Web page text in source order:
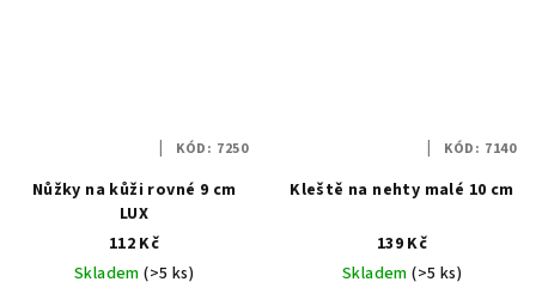
Nůžky na kůži rovné 9 cm
LUX
112 Kč
Skladem(>5 ks)
KÓD: 7250
Kleště na nehty malé 10 cm
139 Kč
Skladem(>5 ks)
KÓD: 7140